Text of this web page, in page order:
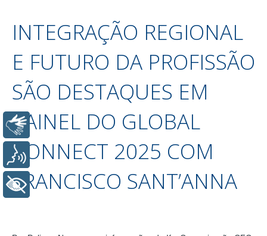
INTEGRAÇÃO REGIONAL
E FUTURO DA PROFISSÃO
SÃO DESTAQUES EM
PAINEL DO GLOBAL
CONNECT 2025 COM
FRANCISCO SANT’ANNA
Libras
Voz
+ Acessibilidade